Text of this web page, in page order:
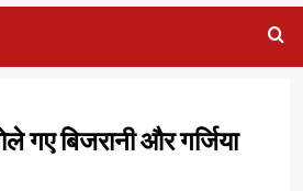
गए बिजरानी और गर्जिया